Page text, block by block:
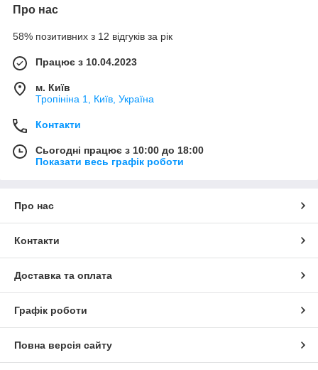
Про нас
58% позитивних з 12 відгуків за рік
Працює з 10.04.2023
м. Київ
Тропініна 1, Київ, Україна
Контакти
Сьогодні працює з 10:00 до 18:00
Показати весь графік роботи
Про нас
Контакти
Доставка та оплата
Графік роботи
Повна версія сайту